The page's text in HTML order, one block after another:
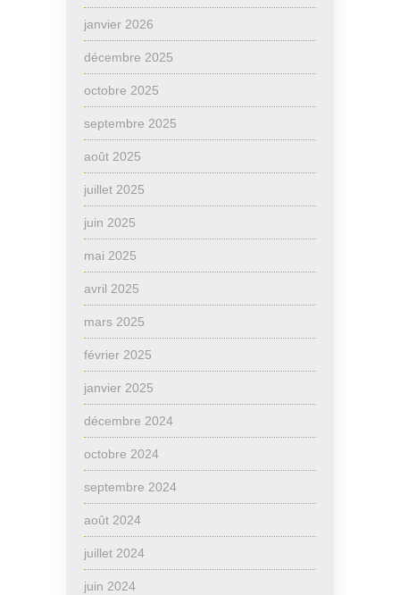
janvier 2026
décembre 2025
octobre 2025
septembre 2025
août 2025
juillet 2025
juin 2025
mai 2025
avril 2025
mars 2025
février 2025
janvier 2025
décembre 2024
octobre 2024
septembre 2024
août 2024
juillet 2024
juin 2024